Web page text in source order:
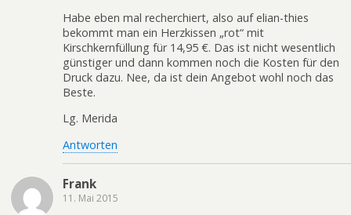
Habe eben mal recherchiert, also auf elian-thies
bekommt man ein Herzkissen „rot“ mit
Kirschkernfüllung für 14,95 €. Das ist nicht wesentlich
günstiger und dann kommen noch die Kosten für den
Druck dazu. Nee, da ist dein Angebot wohl noch das
Beste.
Lg. Merida
Antworten
Frank
11. Mai 2015